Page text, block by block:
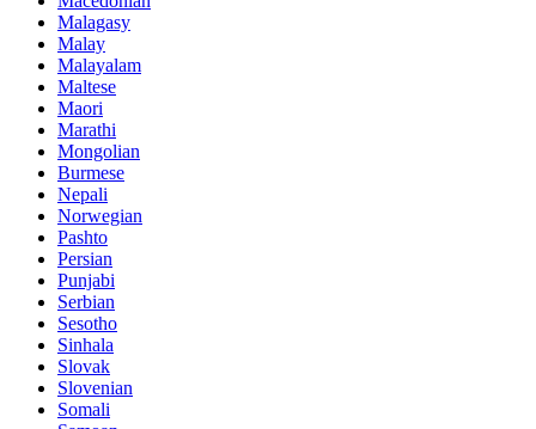
Malagasy
Malay
Malayalam
Maltese
Maori
Marathi
Mongolian
Burmese
Nepali
Norwegian
Pashto
Persian
Punjabi
Serbian
Sesotho
Sinhala
Slovak
Slovenian
Somali